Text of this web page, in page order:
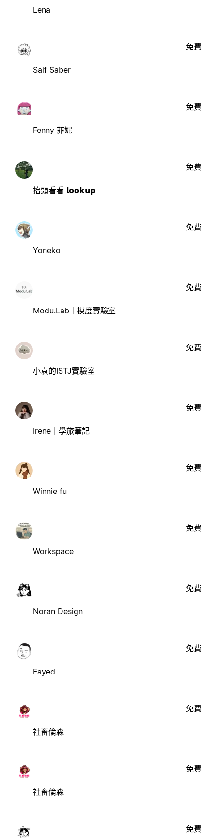
Lena
Saif Saber
免費
Fenny 菲妮
免費
抬頭看看 𝗹𝗼𝗼𝗸𝘂𝗽
免費
Yoneko
免費
Modu.Lab｜模度實驗室
免費
小袁的ISTJ實驗室
免費
Irene｜學旅筆記
免費
Winnie fu
免費
Workspace
免費
Noran Design
免費
Fayed
免費
社畜倫森
免費
社畜倫森
免費
免費